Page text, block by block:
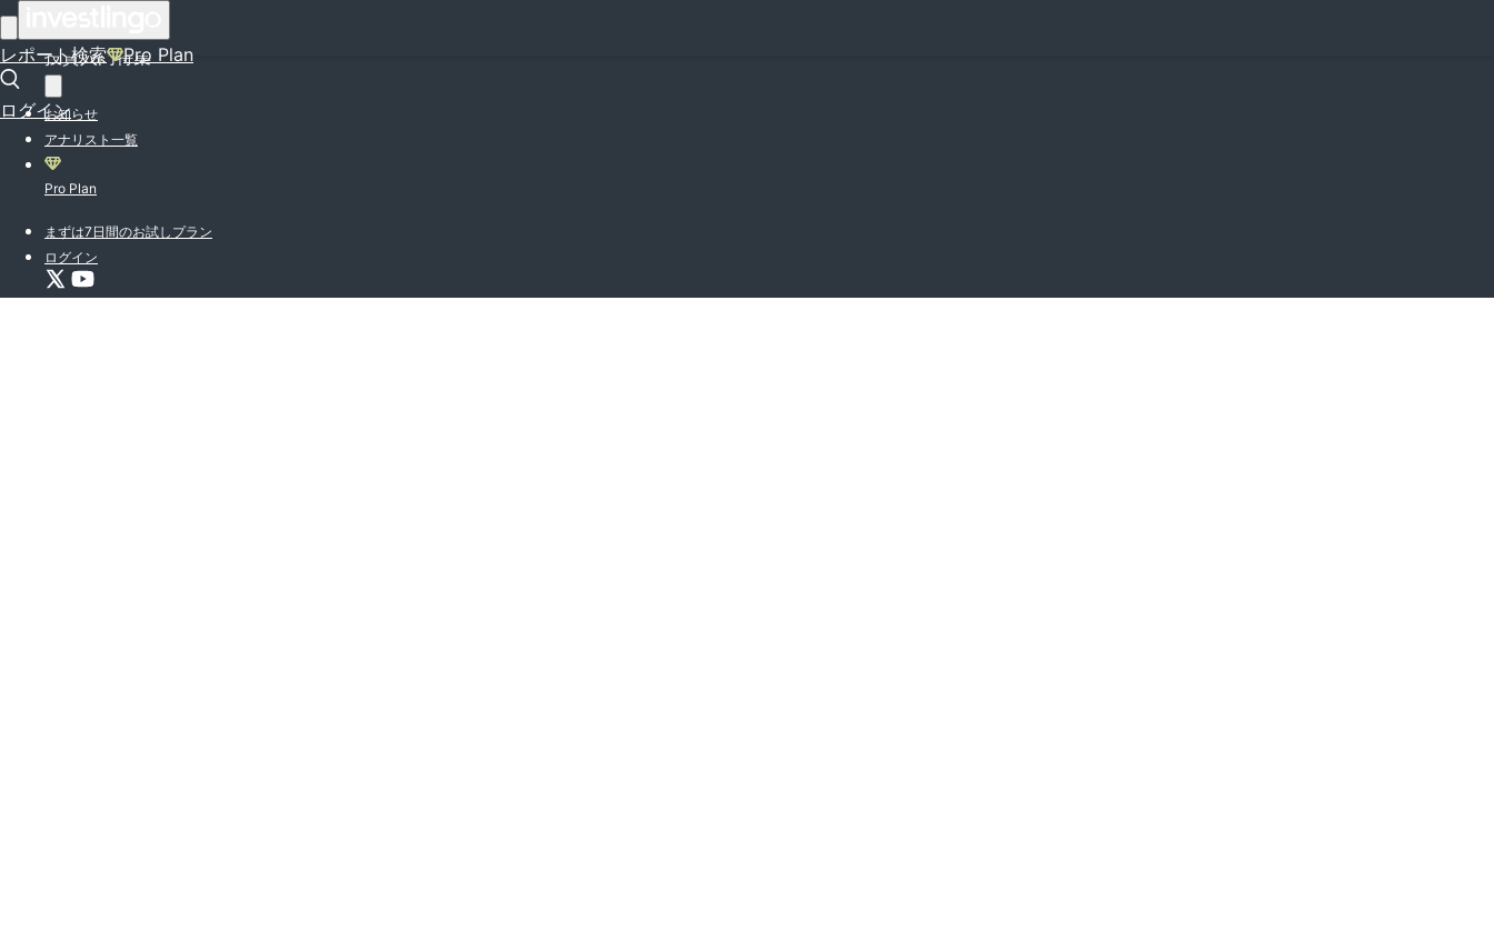
レポート検索 Pro Plan
ログイン
投資入門特集
お知らせ
アナリスト一覧
Pro Plan
まずは7日間のお試しプラン
ログイン